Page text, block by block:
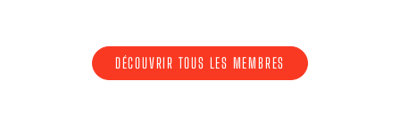
DÉCOUVRIR TOUS LES MEMBRES